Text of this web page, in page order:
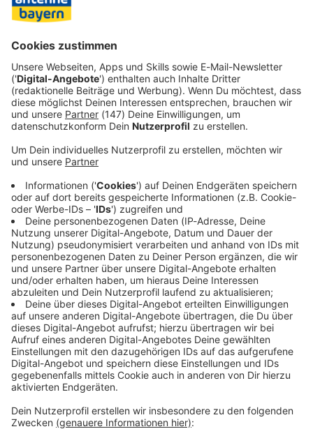
Elton. Das neue Format mit Schöneberger reiht sich ein in
diese noch junge Praxis. Produziert wird die Sendung von
Raab Entertainment im Auftrag von RTL.
Immer auf dem Laufenden
bleiben!
Verpass' nichts mehr - mit unserem kostenlosen
ANTENNE BAYERN Newsletter. Ob Nachrichten,
Lifestyle oder unsere neuesten Aktionen - wir
informieren dich.